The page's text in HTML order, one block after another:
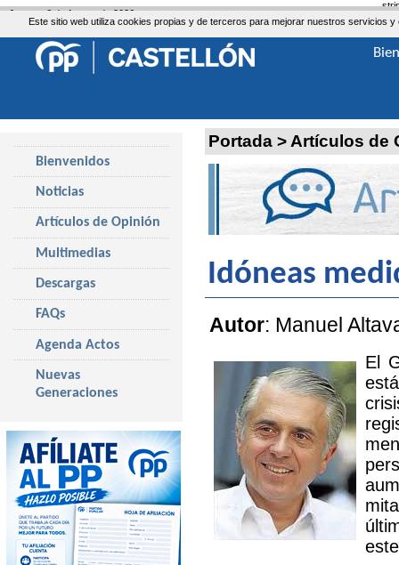
Este sitio web utiliza cookies propias y de terceros para mejorar nuestros servicios
Portada > Artículos de
Idóneas
Autor: Manuel
El
Bienvenidos
Noticias
Artículos de Opinión
Multimedias
Descargas
FAQs
Agenda Actos
Nuevas
Generaciones
Jueves, 6 de Agosto de 2026